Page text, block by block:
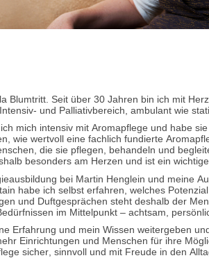
Blumtritt. Seit über 30 Jahren bin ich mit
und Palliativbereich, ambulant wie
mich intensiv mit Aromapflege und habe
wie wertvoll eine fachlich fundierte
die sie pflegen, behandeln und
besonders am Herzen und ist ein
bei Martin Henglein und meine
habe ich selbst erfahren, welches
und Duftgesprächen steht deshalb der
im Mittelpunkt – achtsam,
Erfahrung und mein Wissen weitergeben
Einrichtungen und Menschen für ihre
sicher, sinnvoll und mit Freude in den